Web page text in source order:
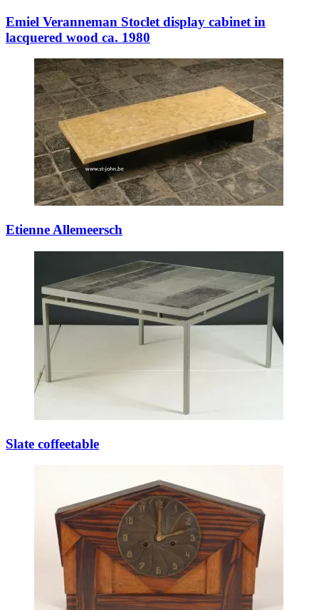
Emiel Veranneman Stoclet display cabinet in
lacquered wood ca. 1980
Etienne Allemeersch
Slate coffeetable